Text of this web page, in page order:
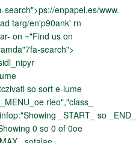
enpapel.es/www.
targ/en'p90ank' rn
on ="Find us on
search">
so sort e-lume
rieo","class_
_START_ so _END_
0 so 0 of 0oe